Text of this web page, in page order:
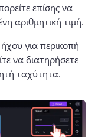
επίσης να
αριθμητική τιμή.
για περικοπή
να διατηρήσετε
ταχύτητα.